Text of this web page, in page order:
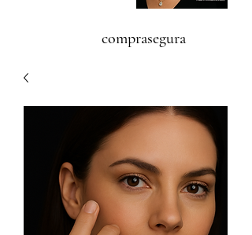
comprasegura